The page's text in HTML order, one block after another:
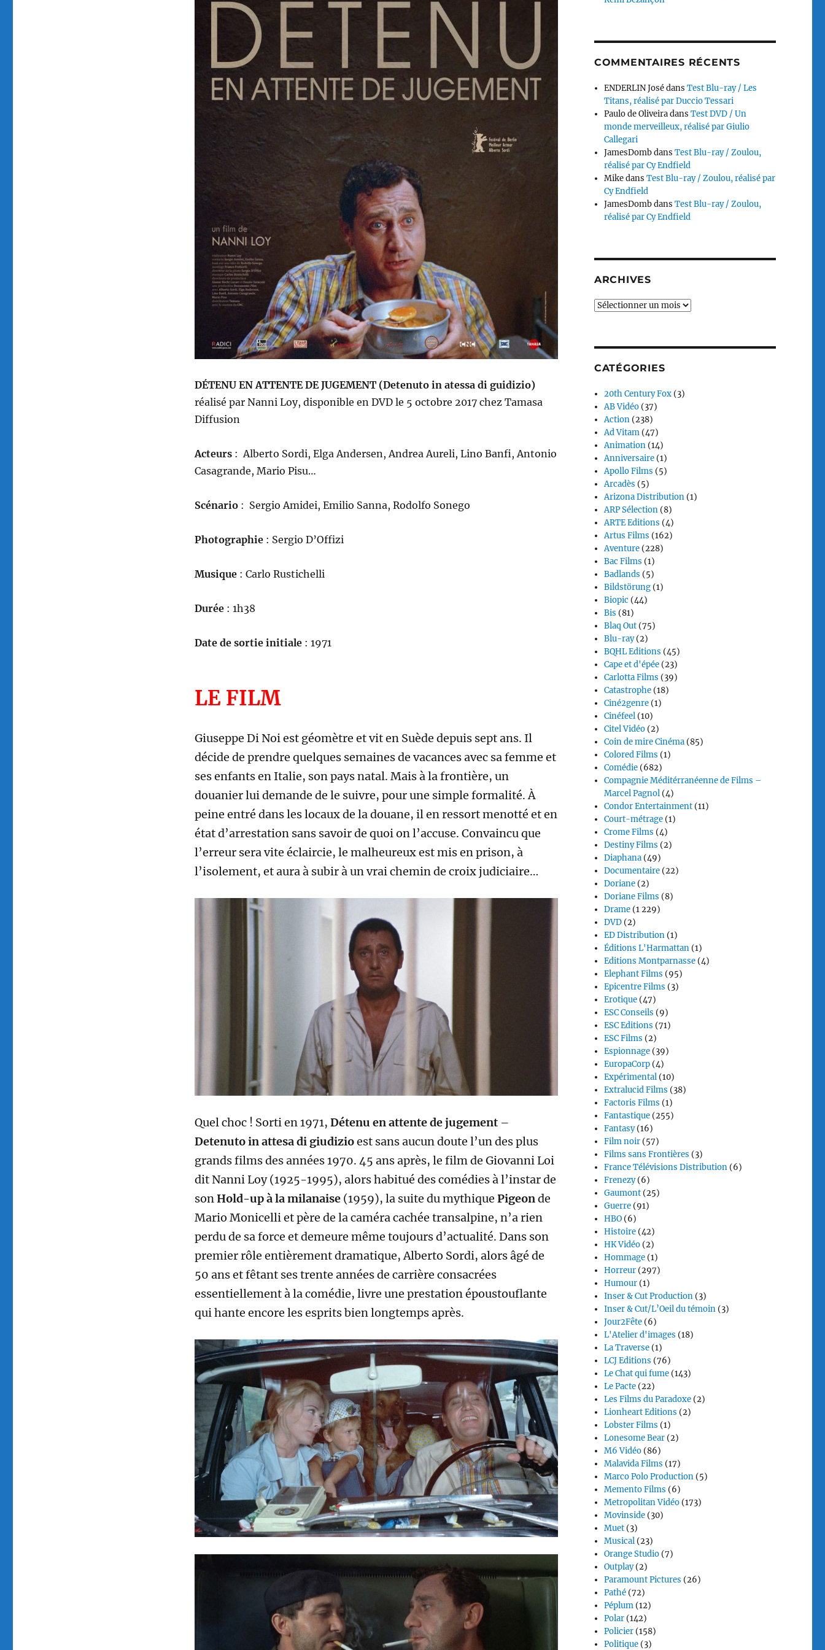
DÉTENU EN ATTENTE DE JUGEMENT (Detenuto in atessa di guidizio)
réalisé par Nanni Loy, disponible en DVD le 5 octobre 2017 chez Tamasa
Diffusion
Acteurs: Alberto Sordi, Elga Andersen, Andrea Aureli, Lino Banfi, Antonio
Casagrande, Mario Pisu…
Scénario: Sergio Amidei, Emilio Sanna, Rodolfo Sonego
Photographie: Sergio D’Offizi
Musique : Carlo Rustichelli
Durée: 1h38
Date de sortie initiale: 1971
LE FILM
Giuseppe Di Noi est géomètre et vit en Suède depuis sept ans. Il
décide de prendre quelques semaines de vacances avec sa femme et
ses enfants en Italie, son pays natal. Mais à la frontière, un
douanier lui demande de le suivre, pour une simple formalité. À
peine entré dans les locaux de la douane, il en ressort menotté et en
état d’arrestation sans savoir de quoi on l’accuse. Convaincu que
l’erreur sera vite éclaircie, le malheureux est mis en prison, à
l’isolement, et aura à subir à un vrai chemin de croix judiciaire…
Quel choc ! Sorti en 1971, Détenu en attente de jugement –
Detenuto in attesa di giudizioest sans aucun doute l’un des plus
grands films des années 1970. 45 ans après, le film de Giovanni Loi
dit Nanni Loy (1925-1995), alors habitué des comédies à l’instar de
sonHold-up à la milanaise(1959), la suite du mythique Pigeonde
Mario Monicelli et père de la caméra cachée transalpine, n’a rien
perdu de sa force et demeure même toujours d’actualité. Dans son
premier rôle entièrement dramatique, Alberto Sordi, alors âgé de
50 ans et fêtant ses trente années de carrière consacrées
essentiellement à la comédie, livre une prestation époustouflante
qui hante encore les esprits bien longtemps après.
COMMENTAIRES RÉCENTS
ENDERLIN JosédansTest Blu-ray / Les
Titans, réalisé par Duccio Tessari
Paulo de OliveiradansTest DVD / Un
monde merveilleux, réalisé par Giulio
Callegari
JamesDombdansTest Blu-ray / Zoulou,
réalisé par Cy Endfield
MikedansTest Blu-ray / Zoulou, réalisé par
Cy Endfield
JamesDombdansTest Blu-ray / Zoulou,
réalisé par Cy Endfield
ARCHIVES
Archives
CATÉGORIES
20th Century Fox (3)
AB Vidéo (37)
Action (238)
Ad Vitam (47)
Animation (14)
Anniversaire (1)
Apollo Films (5)
Arcadès (5)
Arizona Distribution (1)
ARP Sélection (8)
ARTE Editions (4)
Artus Films (162)
Aventure (228)
Bac Films (1)
Badlands (5)
Bildstörung (1)
Biopic (44)
Bis (81)
Blaq Out (75)
Blu-ray(2)
BQHL Editions (45)
Cape et d'épée (23)
Carlotta Films (39)
Catastrophe (18)
Ciné2genre (1)
Cinéfeel (10)
Citel Vidéo (2)
Coin de mire Cinéma (85)
Colored Films (1)
Comédie (682)
Compagnie Méditérranéenne de Films –
Marcel Pagnol (4)
Condor Entertainment (11)
Court-métrage (1)
Crome Films (4)
Destiny Films (2)
Diaphana (49)
Documentaire (22)
Doriane (2)
Doriane Films (8)
Drame (1 229)
DVD (2)
ED Distribution (1)
Éditions L'Harmattan (1)
Editions Montparnasse (4)
Elephant Films (95)
Epicentre Films (3)
Erotique (47)
ESC Conseils (9)
ESC Editions (71)
ESC Films (2)
Espionnage (39)
EuropaCorp (4)
Expérimental (10)
Extralucid Films (38)
Factoris Films (1)
Fantastique (255)
Fantasy(16)
Film noir (57)
Films sans Frontières (3)
France Télévisions Distribution (6)
Frenezy(6)
Gaumont (25)
Guerre (91)
HBO (6)
Histoire (42)
HK Vidéo (2)
Hommage (1)
Horreur (297)
Humour (1)
Inser & Cut Production (3)
Inser & Cut/L’Oeil du témoin (3)
Jour2Fête (6)
L'Atelier d'images (18)
La Traverse (1)
LCJ Editions (76)
Le Chat qui fume (143)
Le Pacte (22)
Les Films du Paradoxe (2)
Lionheart Editions (2)
Lobster Films (1)
Lonesome Bear (2)
M6 Vidéo (86)
Malavida Films (17)
Marco Polo Production (5)
Memento Films (6)
Metropolitan Vidéo (173)
Movinside (30)
Muet (3)
Musical (23)
Orange Studio (7)
Outplay(2)
Paramount Pictures (26)
Pathé (72)
Péplum (12)
Polar (142)
Policier (158)
Politique (3)